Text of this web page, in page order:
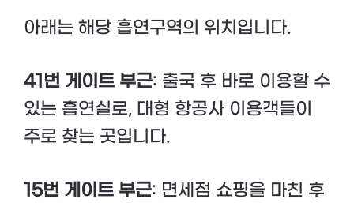
아래는 해당 흡연구역의 위치입니다.
41번 게이트 부근: 출국 후 바로 이용할 수
있는 흡연실로, 대형 항공사 이용객들이
주로 찾는 곳입니다.
15번 게이트 부근: 면세점 쇼핑을 마친 후